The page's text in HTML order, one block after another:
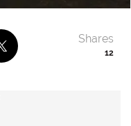
12
Shares